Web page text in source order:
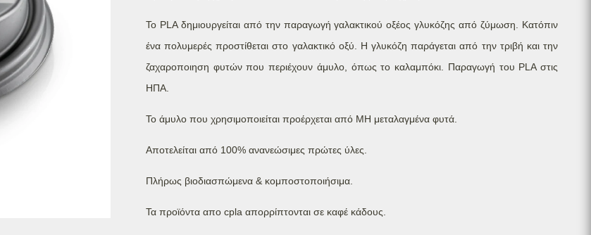
Το PLA δημιουργείται από την παραγωγή γαλακτικού οξέος γλυκόζης από ζύμωση. Κατόπιν
ένα πολυμερές προστίθεται στο γαλακτικό οξύ. Η γλυκόζη παράγεται από την τριβή και την
ζαχαροποιηση φυτών που περιέχουν άμυλο, όπως το καλαμπόκι. Παραγωγή του PLA στις
ΗΠΑ.
Το άμυλο που χρησιμοποιείται προέρχεται από ΜΗ μεταλαγμένα φυτά.
Αποτελείται από 100% ανανεώσιμες πρώτες ύλες.
Πλήρως βιοδιασπώμενα & κομποστοποιήσιμα.
Τα προϊόντα απο cpla απορρίπτονται σε καφέ κάδους.